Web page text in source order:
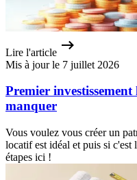
Lire l'article
Mis à jour le 7 juillet 2026
Premier investissement
manquer
Vous voulez vous créer un
locatif est idéal et puis si c'est
étapes ici !